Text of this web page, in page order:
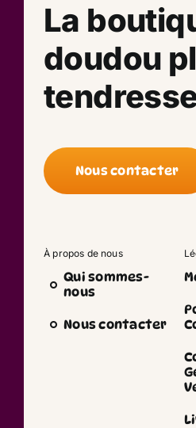
La
doudou
Nous contacter
À propos de nous
Qui sommes-
nous
Nous contacter